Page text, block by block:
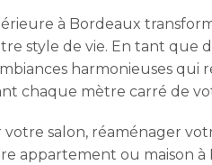
à Bordeaux
style de vie. En tant que
harmonieuses qui
chaque mètre carré de
salon, réaménager
appartement ou maison à